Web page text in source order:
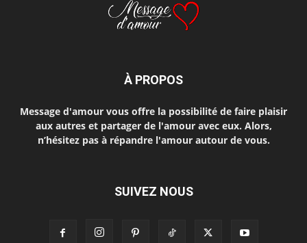
À PROPOS
Message d'amour vous offre la possibilité de faire plaisir
aux autres et partager de l'amour avec eux. Alors,
n’hésitez pas à répandre l'amour autour de vous.
SUIVEZ NOUS